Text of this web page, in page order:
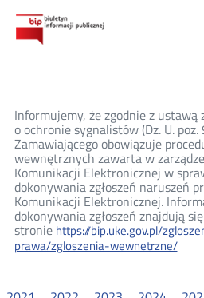
Informujemy, że zgodnie z
o ochronie sygnalistów (Dz. U.
Zamawiającego obowiązuje
wewnętrznych zawarta w
Komunikacji Elektronicznej w
dokonywania zgłoszeń naruszeń
Komunikacji Elektronicznej.
dokonywania zgłoszeń znajdują
stronie https://bip.uke.gov.pl/
prawa/zgloszenia-wewnetrzne/